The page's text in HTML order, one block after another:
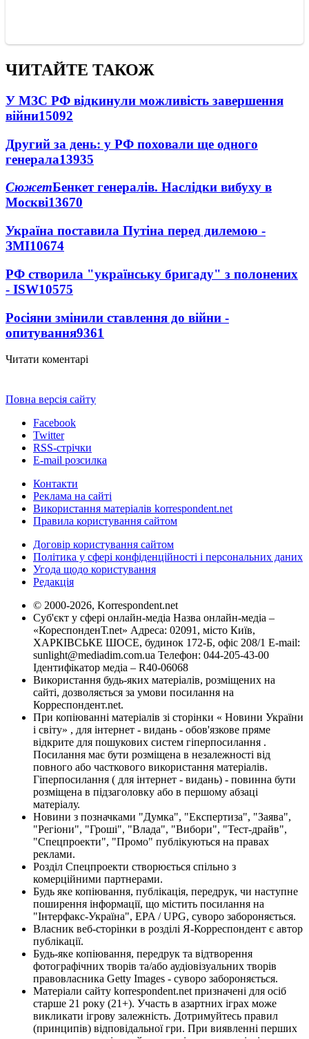
ЧИТАЙТЕ ТАКОЖ
У МЗС РФ відкинули можливість завершення
війни15092
Другий за день: у РФ поховали ще одного
генерала13935
СюжетБенкет генералів. Наслідки вибуху в
Москві13670
Україна поставила Путіна перед дилемою -
ЗМІ10674
РФ створила "українську бригаду" з полонених
- ISW10575
Росіяни змінили ставлення до війни -
опитування9361
Читати коментарі
Повна версія сайту
Facebook
Twitter
RSS-стрічки
E-mail розсилка
Контакти
Реклама на сайті
Використання матеріалів korrespondent.net
Правила користування сайтом
Договір користування сайтом
Політика у сфері конфіденційності і персональних даних
Угода щодо користування
Редакція
© 2000-2026, Korrespondent.net
Суб'єкт у сфері онлайн-медіа Назва онлайн-медіа –
«КореспонденТ.net» Адреса: 02091, місто Київ,
ХАРКІВСЬКЕ ШОСЕ, будинок 172-Б, офіс 208/1 E-mail:
sunlight@mediadim.com.ua Телефон: 044-205-43-00
Ідентифікатор медіа – R40-06068
Використання будь-яких матеріалів, розміщених на
сайті, дозволяється за умови посилання на
Корреспондент.net.
При копіюванні матеріалів зі сторінки « Новини України
і світу» , для інтернет - видань - обов'язкове пряме
відкрите для пошукових систем гіперпосилання .
Посилання має бути розміщена в незалежності від
повного або часткового використання матеріалів.
Гіперпосилання ( для інтернет - видань) - повинна бути
розміщена в підзаголовку або в першому абзаці
матеріалу.
Новини з позначками "Думка", "Експертиза", "Заява",
"Регіони", "Гроші", "Влада", "Вибори", "Тест-драйв",
"Спецпроекти", "Промо" публікуються на правах
реклами.
Розділ Спецпроекти створюється спільно з
комерційними партнерами.
Будь яке копіювання, публікація, передрук, чи наступне
поширення інформації, що містить посилання на
"Інтерфакс-Україна", EPA / UPG, суворо забороняється.
Власник веб-сторінки в розділі Я-Корреспондент є автор
публікації.
Будь-яке копіювання, передрук та відтворення
фотографічних творів та/або аудіовізуальних творів
правовласника Getty Images - суворо забороняється.
Матеріали сайту korrespondent.net призначені для осіб
старше 21 року (21+). Участь в азартних іграх може
викликати ігрову залежність. Дотримуйтесь правил
(принципів) відповідальної гри. При виявленні перших